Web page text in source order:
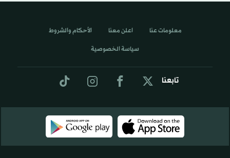
تابعنا
معلومات عنا اعلن معنا الأحكام والشروط
سياسة الخصوصية